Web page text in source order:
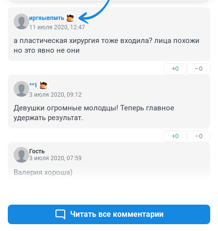
иргяывпмть
11 июля 2020, 12:47
а пластическая хирургия тоже входила? лица похожи
но это явно не они
+0 –0
**1
3 июля 2020, 09:12
Девушки огромные молодцы! Теперь главное
удержать результат.
+0 –0
Гость
3 июля 2020, 07:59
Валерия хороша)
Читать все комментарии